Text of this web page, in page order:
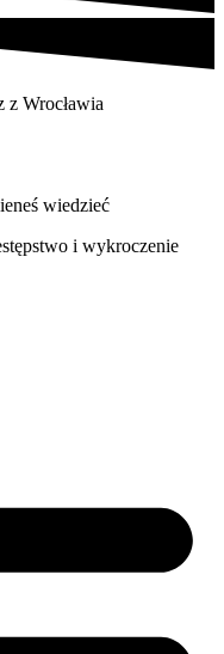
Wrocławia
wiedzieć
i wykroczenie